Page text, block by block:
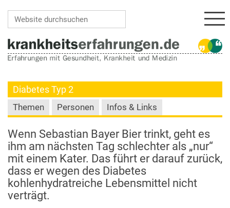
Diabetes Typ 2
Themen Personen Infos & Links
Wenn Sebastian Bayer Bier trinkt, geht es
ihm am nächsten Tag schlechter als „nur“
mit einem Kater. Das führt er darauf zurück,
dass er wegen des Diabetes
kohlenhydratreiche Lebensmittel nicht
verträgt.